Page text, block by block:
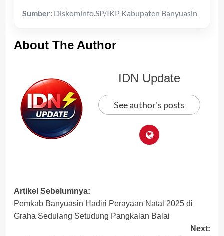
Sumber:Diskominfo.SP/IKP Kabupaten Banyuasin
About The Author
IDN Update
See author's posts
Post
navigation
Artikel Sebelumnya:
Pemkab Banyuasin Hadiri Perayaan Natal 2025 di
Graha Sedulang Setudung Pangkalan Balai
Next: